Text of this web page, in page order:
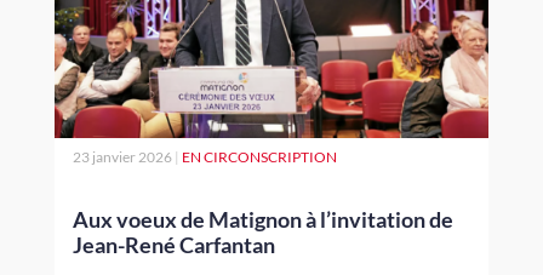
Aux voeux de Matignon à l’invitation de
Jean-René Carfantan
23 janvier 2026| EN CIRCONSCRIPTION